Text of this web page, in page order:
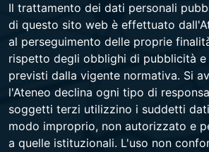
Il trattamento dei dati personali
di questo sito web è effettuato
al perseguimento delle proprie
rispetto degli obblighi di pubblicità e
previsti dalla vigente normativa. Si
l'Ateneo declina ogni tipo di
soggetti terzi utilizzino i suddetti
modo improprio, non autorizzato e
a quelle istituzionali. L'uso non